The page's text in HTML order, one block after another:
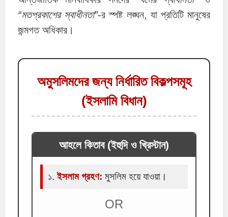
“মতপ্রকাশের স্বাধীনতা”-র স্পষ্ট লঙ্ঘন, যা প্রতিটি মানুষের
জন্মগত অধিকার।
অমুসলিমদের জন্য নির্ধারিত বিকল্পসমূহ
(ইসলামি বিধান)
আহলে কিতাব (ইহুদি ও খ্রিস্টান)
১.ইসলাম গ্রহণ: মুসলিম হয়ে যাওয়া।
OR